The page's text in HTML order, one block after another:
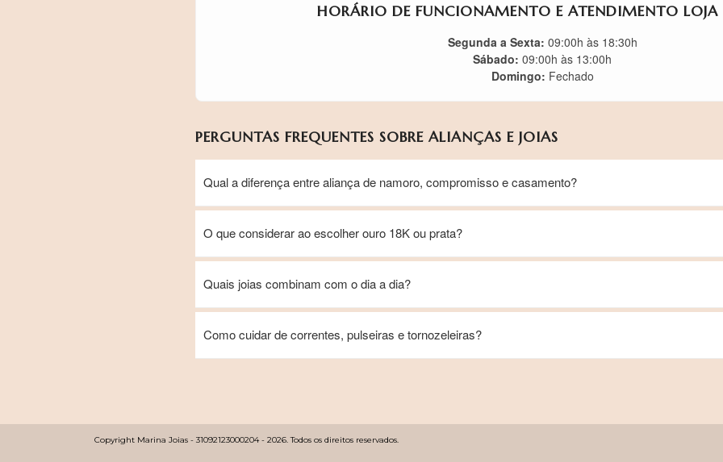
HORÁRIO DE FUNCIONAMENTO E ATENDIMENTO LOJA
Segunda a Sexta: 09:00h às 18:30h
Sábado: 09:00h às 13:00h
Domingo: Fechado
PERGUNTAS FREQUENTES SOBRE ALIANÇAS E JOIAS
Qual a diferença entre aliança de namoro, compromisso e casamento?
O que considerar ao escolher ouro 18K ou prata?
Quais joias combinam com o dia a dia?
Como cuidar de correntes, pulseiras e tornozeleiras?
Copyright Marina Joias - 31092123000204 - 2026. Todos os direitos reservados.